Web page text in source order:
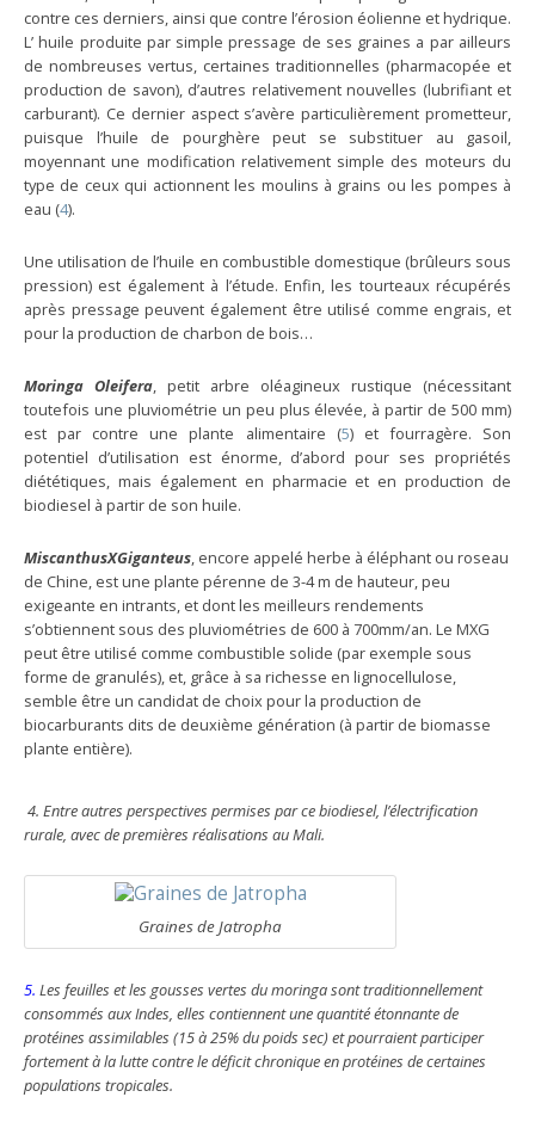
contre ces derniers, ainsi que contre l’érosion éolienne et hydrique.
L’ huile produite par simple pressage de ses graines a par ailleurs
de nombreuses vertus, certaines traditionnelles (pharmacopée et
production de savon), d’autres relativement nouvelles (lubrifiant et
carburant). Ce dernier aspect s’avère particulièrement prometteur,
puisque l’huile de pourghère peut se substituer au gasoil,
moyennant une modification relativement simple des moteurs du
type de ceux qui actionnent les moulins à grains ou les pompes à
eau (4).
Une utilisation de l’huile en combustible domestique (brûleurs sous
pression) est également à l’étude. Enfin, les tourteaux récupérés
après pressage peuvent également être utilisé comme engrais, et
pour la production de charbon de bois…
Moringa Oleifera, petit arbre oléagineux rustique (nécessitant
toutefois une pluviométrie un peu plus élevée, à partir de 500 mm)
est par contre une plante alimentaire (5) et fourragère. Son
potentiel d’utilisation est énorme, d’abord pour ses propriétés
diététiques, mais également en pharmacie et en production de
biodiesel à partir de son huile.
MiscanthusXGiganteus, encore appelé herbe à éléphant ou roseau
de Chine, est une plante pérenne de 3-4 m de hauteur, peu
exigeante en intrants, et dont les meilleurs rendements
s’obtiennent sous des pluviométries de 600 à 700mm/an. Le MXG
peut être utilisé comme combustible solide (par exemple sous
forme de granulés), et, grâce à sa richesse en lignocellulose,
semble être un candidat de choix pour la production de
biocarburants dits de deuxième génération (à partir de biomasse
plante entière).
4. Entre autres perspectives permises par ce biodiesel, l’électrification
rurale, avec de premières réalisations au Mali.
Graines de Jatropha
5. Les feuilles et les gousses vertes du moringa sont traditionnellement
consommés aux Indes, elles contiennent une quantité étonnante de
protéines assimilables (15 à 25% du poids sec) et pourraient participer
fortement à la lutte contre le déficit chronique en protéines de certaines
populations tropicales.